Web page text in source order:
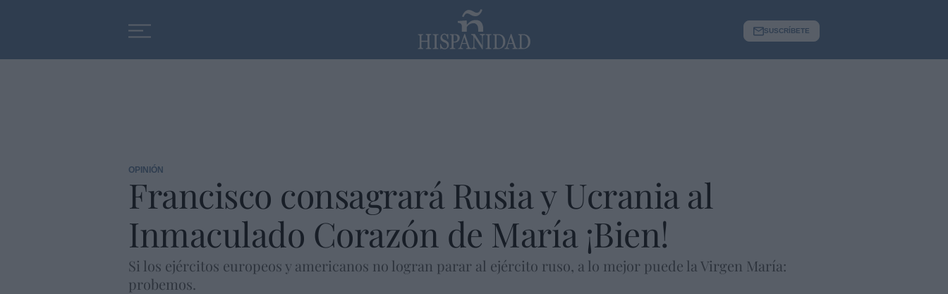
SUSCRÍBETE
OPINIÓN
Francisco consagrará Rusia y Ucrania al
Inmaculado Corazón de María ¡Bien!
Si los ejércitos europeos y americanos no logran parar al ejército ruso, a lo mejor puede la Virgen María:
probemos.